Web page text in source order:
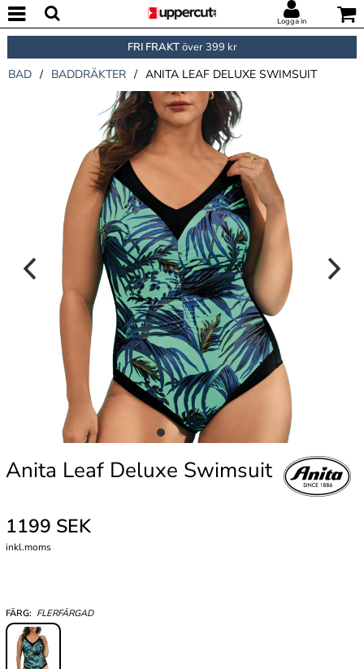
Logga in
FRI FRAKTöver 399 kr
BAD / BADDRÄKTER / ANITA LEAF DELUXE SWIMSUIT
Anita Leaf Deluxe Swimsuit
1199 SEK
inkl.moms
FÄRG: FLERFÄRGAD